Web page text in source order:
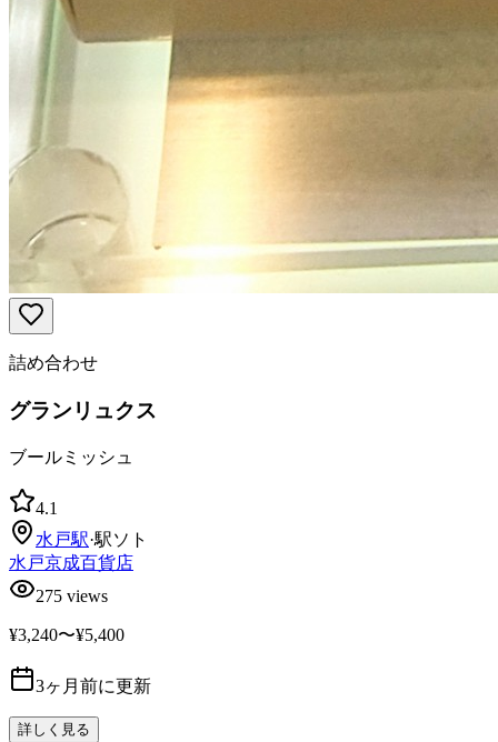
詰め合わせ
グランリュクス
ブールミッシュ
4.1
水戸駅·駅ソト
水戸京成百貨店
275 views
¥3,240〜¥5,400
3ヶ月前に更新
詳しく見る